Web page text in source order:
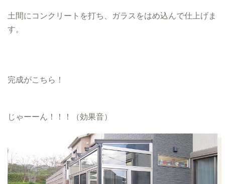
土間にコンクリートを打ち、ガラスをはめ込んで仕上げま
す。
完成がこちら！
じゃーーん！！！（効果音）